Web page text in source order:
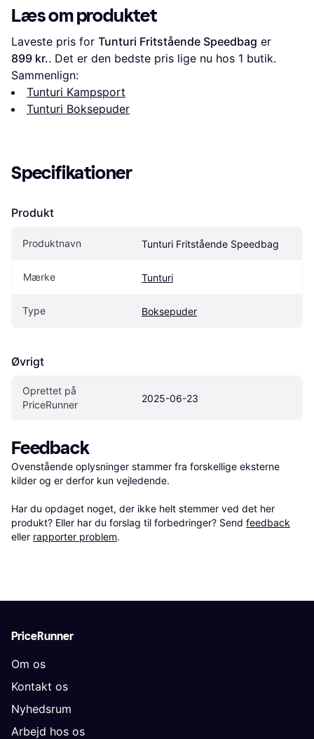
Læs om produktet
Laveste pris for Tunturi Fritstående Speedbag
899 kr.. Det er den bedste pris lige nu hos 1 butik.
Sammenlign:
Tunturi Kampsport
Tunturi Boksepuder
Specifikationer
Produkt
Produktnavn Tunturi Fritstående Speedbag
Mærke Tunturi
Type Boksepuder
Øvrigt
Oprettet på
PriceRunner
2025-06-23
Feedback
Ovenstående oplysninger stammer fra forskellige eksterne
kilder og er derfor kun vejledende.
Har du opdaget noget, der ikke helt stemmer ved det her
produkt? Eller har du forslag til forbedringer? Send feedback
eller rapporter problem.
PriceRunner
Om os
Kontakt os
Nyhedsrum
Arbejd hos os